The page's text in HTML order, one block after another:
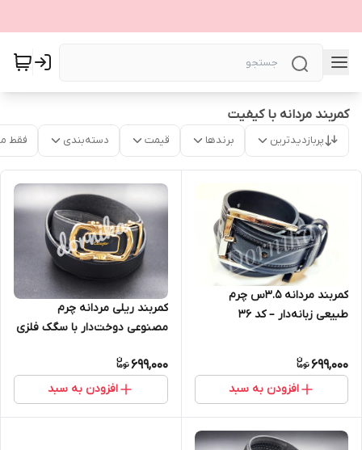
کمربند مردانه با کیفیت
پربازدیدترین برندها قیمت دسته‌بندی فقط
کمربند مردانه 3.5س چرم
طبیعی زبانه‌دار – کد ۳۶
699,000
افزودن به سبد
کمربند ریلی مردانه چرم
مصنوعی دوخت‌دار با سگک فلزی
699,000
افزودن به سبد